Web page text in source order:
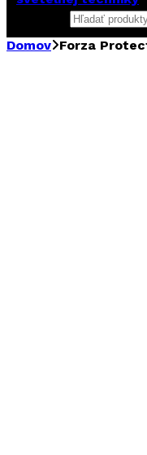
Domov Forza